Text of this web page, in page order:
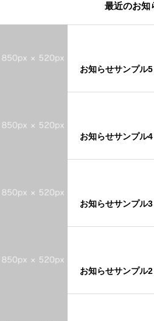
最近のお知
お知らせサンプル5
お知らせサンプル4
お知らせサンプル3
お知らせサンプル2